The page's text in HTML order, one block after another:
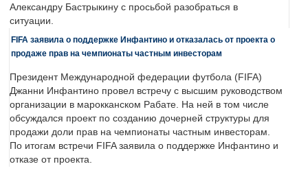
Александру Бастрыкину с просьбой разобраться в
ситуации.
FIFA заявила о поддержке Инфантино и отказалась от проекта о
продаже прав на чемпионаты частным инвесторам
Президент Международной федерации футбола (FIFA)
Джанни Инфантино провел встречу с высшим руководством
организации в марокканском Рабате. На ней в том числе
обсуждался проект по созданию дочерней структуры для
продажи доли прав на чемпионаты частным инвесторам.
По итогам встречи FIFA заявила о поддержке Инфантино и
отказе от проекта.